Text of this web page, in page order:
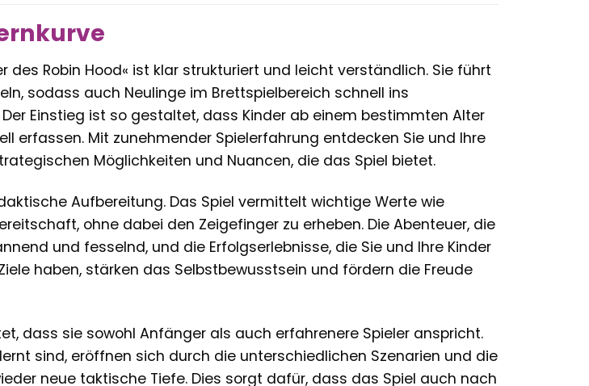
des Robin Hood« ist klar strukturiert und leicht verständlich. Sie führt
sodass auch Neulinge im Brettspielbereich schnell ins
Einstieg ist so gestaltet, dass Kinder ab einem bestimmten Alter
erfassen. Mit zunehmender Spielerfahrung entdecken Sie und Ihre
Möglichkeiten und Nuancen, die das Spiel bietet.
Aufbereitung. Das Spiel vermittelt wichtige Werte wie
ohne dabei den Zeigefinger zu erheben. Die Abenteuer, die
und fesselnd, und die Erfolgserlebnisse, die Sie und Ihre Kinder
haben, stärken das Selbstbewusstsein und fördern die Freude
dass sie sowohl Anfänger als auch erfahrenere Spieler anspricht.
sind, eröffnen sich durch die unterschiedlichen Szenarien und die
neue taktische Tiefe. Dies sorgt dafür, dass das Spiel auch nach